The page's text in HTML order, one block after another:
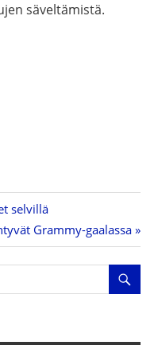
säveltämistä.
selvillä
Grammy-gaalassa